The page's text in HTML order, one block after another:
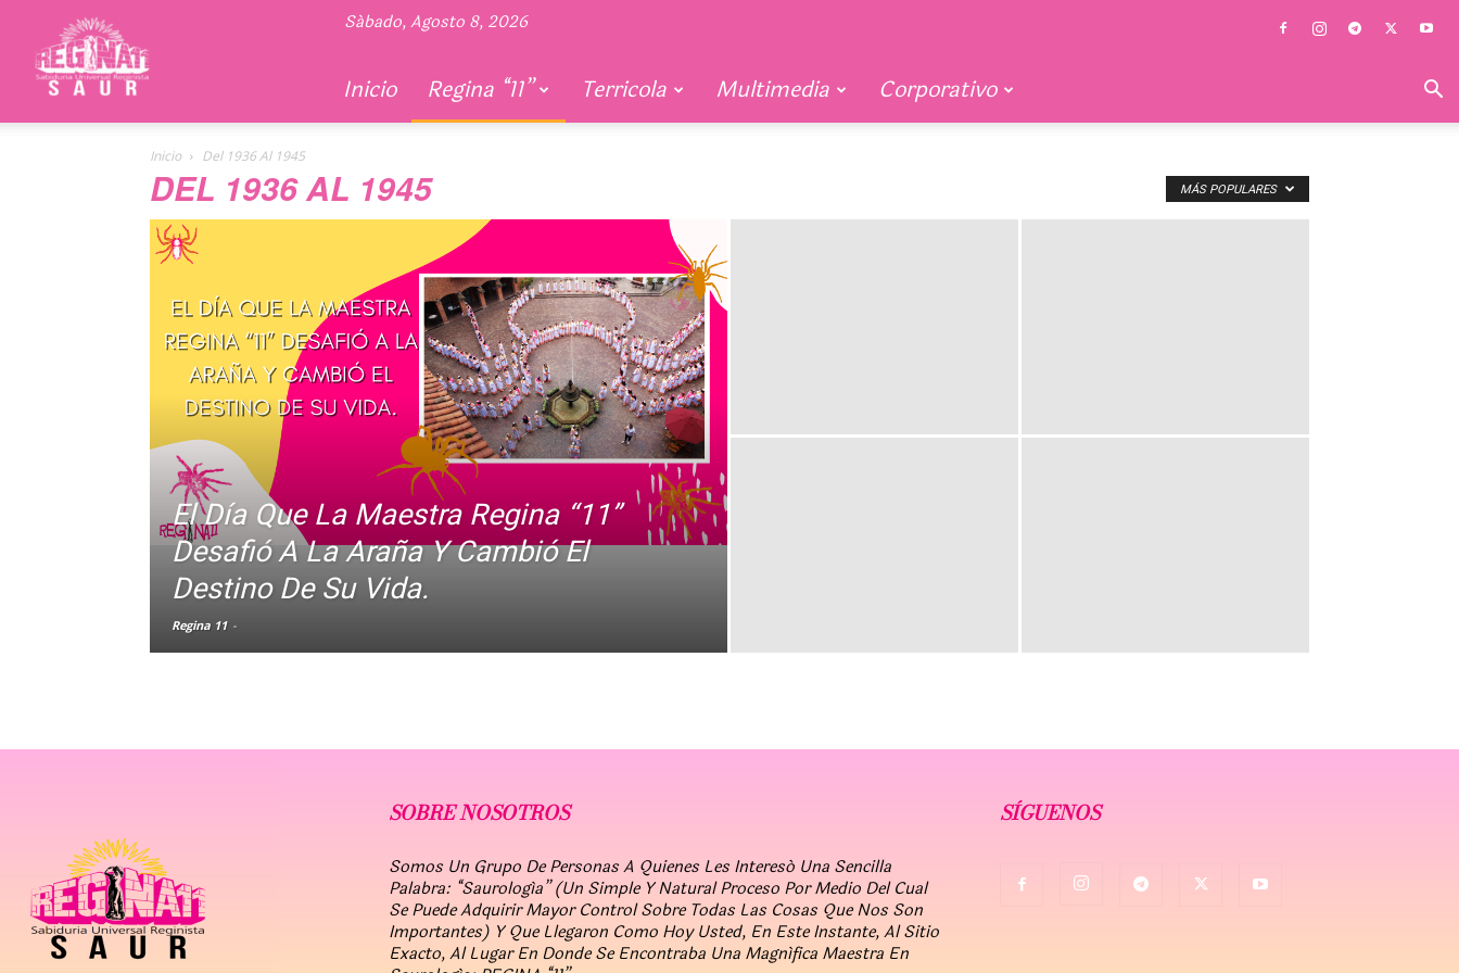
Sábado, Agosto 8, 2026
Inicio Regina “11” Terricola Multimedia Corporativo
Inicio Del 1936 Al 1945
DEL 1936 AL 1945 MÁS POPULARES
El Día Que La Maestra Regina “11”
Desafió A La Araña Y Cambió El
Destino De Su Vida.
Regina 11 -
SOBRE NOSOTROS
Somos Un Grupo De Personas A Quienes Les Interesó Una Sencilla
Palabra: “Saurología” (un Simple Y Natural Proceso Por Medio Del Cual
Se Puede Adquirir Mayor Control Sobre Todas Las Cosas Que Nos Son
Importantes) Y Que Llegaron Como Hoy Usted, En Este Instante, Al Sitio
Exacto, Al Lugar En Donde Se Encontraba Una Magnífica Maestra En
SÍGUENOS